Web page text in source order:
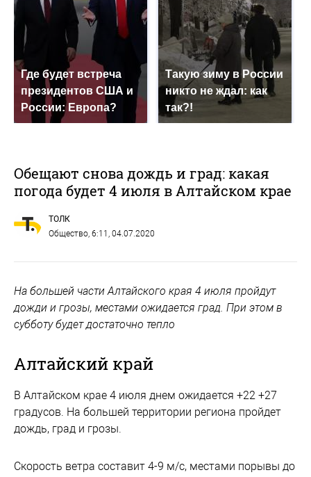
Где будет встреча
президентов США и
России: Европа?
Такую зиму в России
никто не ждал: как
так?!
Обещают снова дождь и град: какая
погода будет 4 июля в Алтайском крае
ТОЛК
Общество, 6:11, 04.07.2020
На большей части Алтайского края 4 июля пройдут
дожди и грозы, местами ожидается град. При этом в
субботу будет достаточно тепло
Алтайский край
В Алтайском крае 4 июля днем ожидается +22 +27
градусов. На большей территории региона пройдет
дождь, град и грозы.
Скорость ветра составит 4-9 м/с, местами порывы до